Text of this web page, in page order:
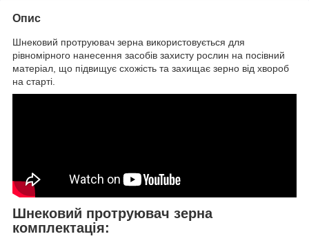
Опис
Шнековий протруювач зерна використовується для
рівномірного нанесення засобів захисту рослин на посівний
матеріал, що підвищує схожість та захищає зерно від хвороб
на старті.
Шнековий протруювач зерна
комплектація: